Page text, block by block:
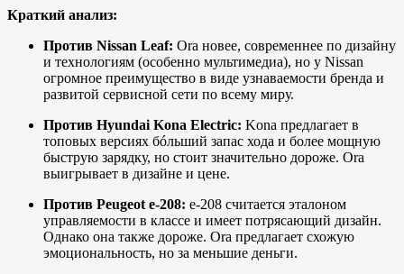
Краткий анализ:
Против Nissan Leaf: Ora новее, современнее по дизайну
и технологиям (особенно мультимедиа), но у Nissan
огромное преимущество в виде узнаваемости бренда и
развитой сервисной сети по всему миру.
Против Hyundai Kona Electric: Kona предлагает в
топовых версиях бóльший запас хода и более мощную
быструю зарядку, но стоит значительно дороже. Ora
выигрывает в дизайне и цене.
Против Peugeot e-208: e-208 считается эталоном
управляемости в классе и имеет потрясающий дизайн.
Однако она также дороже. Ora предлагает схожую
эмоциональность, но за меньшие деньги.